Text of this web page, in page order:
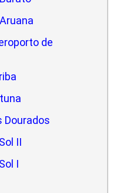
de
Dourados
II
I